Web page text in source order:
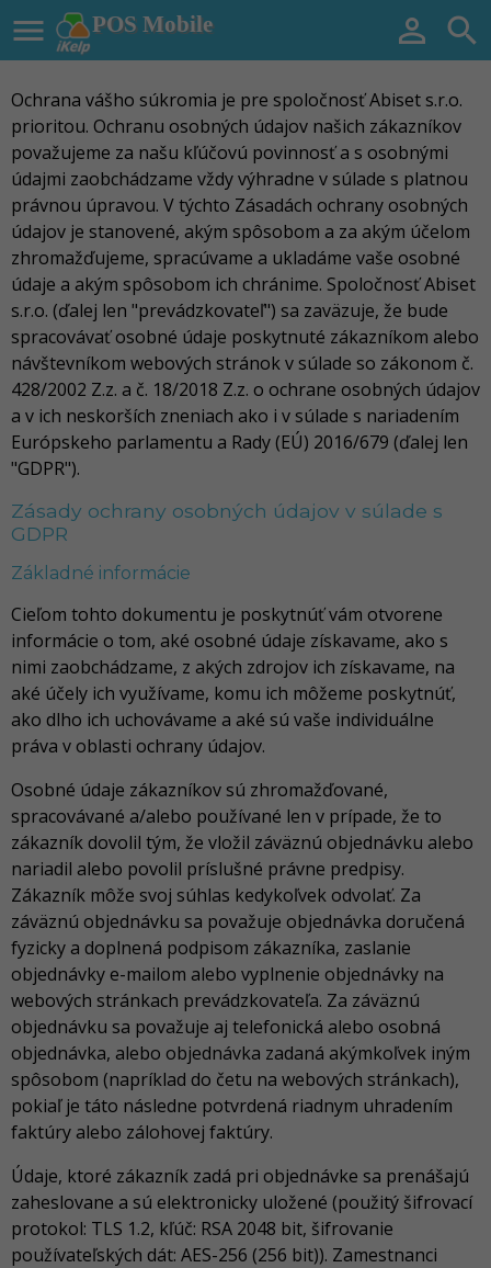
POS Mobile
  
Ochrana vášho súkromia je pre spoločnosť Abiset s.r.o.
prioritou. Ochranu osobných údajov našich zákazníkov
považujeme za našu kľúčovú povinnosť a s osobnými
údajmi zaobchádzame vždy výhradne v súlade s platnou
právnou úpravou. V týchto Zásadách ochrany osobných
údajov je stanovené, akým spôsobom a za akým účelom
zhromažďujeme, spracúvame a ukladáme vaše osobné
údaje a akým spôsobom ich chránime. Spoločnosť Abiset
s.r.o. (ďalej len "prevádzkovateľ") sa zaväzuje, že bude
spracovávať osobné údaje poskytnuté zákazníkom alebo
návštevníkom webových stránok v súlade so zákonom č.
428/2002 Z.z. a č. 18/2018 Z.z. o ochrane osobných údajov
a v ich neskorších zneniach ako i v súlade s nariadením
Európskeho parlamentu a Rady (EÚ) 2016/679 (ďalej len
"GDPR").
Zásady ochrany osobných údajov v súlade s
GDPR
Základné informácie
Cieľom tohto dokumentu je poskytnúť vám otvorene
informácie o tom, aké osobné údaje získavame, ako s
nimi zaobchádzame, z akých zdrojov ich získavame, na
aké účely ich využívame, komu ich môžeme poskytnúť,
ako dlho ich uchovávame a aké sú vaše individuálne
práva v oblasti ochrany údajov.
Osobné údaje zákazníkov sú zhromažďované,
spracovávané a/alebo používané len v prípade, že to
zákazník dovolil tým, že vložil záväznú objednávku alebo
nariadil alebo povolil príslušné právne predpisy.
Zákazník môže svoj súhlas kedykoľvek odvolať. Za
záväznú objednávku sa považuje objednávka doručená
fyzicky a doplnená podpisom zákazníka, zaslanie
objednávky e-mailom alebo vyplnenie objednávky na
webových stránkach prevádzkovateľa. Za záväznú
objednávku sa považuje aj telefonická alebo osobná
objednávka, alebo objednávka zadaná akýmkoľvek iným
spôsobom (napríklad do četu na webových stránkach),
pokiaľ je táto následne potvrdená riadnym uhradením
faktúry alebo zálohovej faktúry.
Údaje, ktoré zákazník zadá pri objednávke sa prenášajú
zaheslovane a sú elektronicky uložené (použitý šifrovací
protokol: TLS 1.2, kľúč: RSA 2048 bit, šifrovanie
používateľských dát: AES-256 (256 bit)). Zamestnanci